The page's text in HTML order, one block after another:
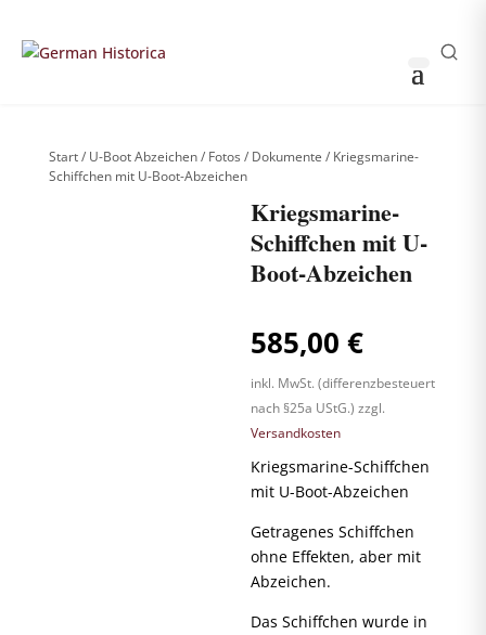
Start/ U-Boot Abzeichen / Fotos / Dokumente / Kriegsmarine-
Schiffchen mit U-Boot-Abzeichen
Kriegsmarine-
Schiffchen mit U-
Boot-Abzeichen
585,00€
inkl. MwSt. (differenzbesteuert
nach §25a UStG.) zzgl.
Versandkosten
Kriegsmarine-Schiffchen
mit U-Boot-Abzeichen
Getragenes Schiffchen
ohne Effekten, aber mit
Abzeichen.
Das Schiffchen wurde in